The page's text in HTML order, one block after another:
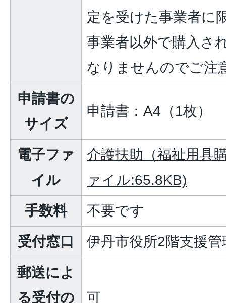
定を受けた事業者に
事業者以外で購入さ
なりませんのでご注
申請書の
サイズ
申請書：A4（1枚）
電子ファ
イル
介護扶助（福祉用具
ァイル:65.8KB)
手数料
不要です
受付窓口
伊丹市役所2階支援管
郵送によ
る受付の
可